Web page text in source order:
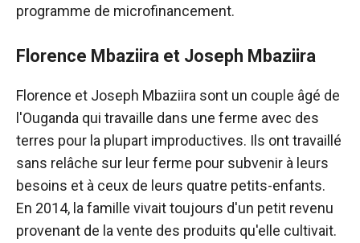
programme de microfinancement.
Florence Mbaziira et Joseph Mbaziira
Florence et Joseph Mbaziira sont un couple âgé de
l'Ouganda qui travaille dans une ferme avec des
terres pour la plupart improductives. Ils ont travaillé
sans relâche sur leur ferme pour subvenir à leurs
besoins et à ceux de leurs quatre petits-enfants.
En 2014, la famille vivait toujours d'un petit revenu
provenant de la vente des produits qu'elle cultivait.